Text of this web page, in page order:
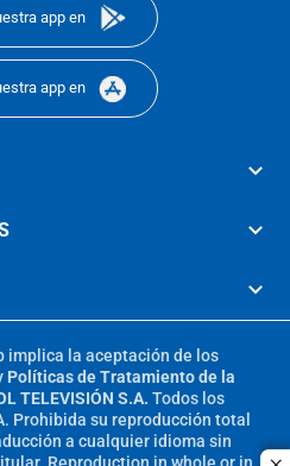
app en
app en
implica la aceptación de los
Políticas de Tratamiento de la
TELEVISIÓN S.A. Todos los
Prohibida su reproducción total
a cualquier idioma sin